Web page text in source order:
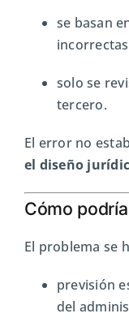
se basan
solo se
tercero.
El error no
el diseño
Cómo
El problema se
previsión
del